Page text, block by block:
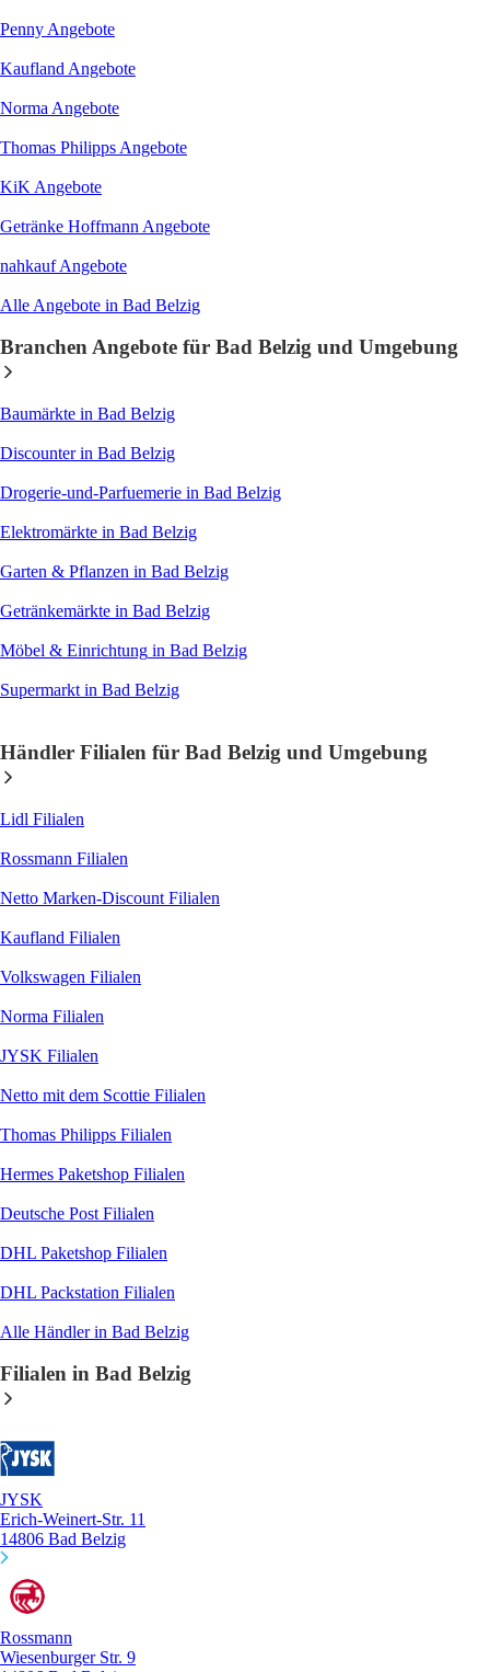
Penny Angebote
Kaufland Angebote
Norma Angebote
Thomas Philipps Angebote
KiK Angebote
Getränke Hoffmann Angebote
nahkaufAngebote
Alle Angebote in Bad Belzig
Branchen Angebote für Bad Belzig und Umgebung
Baumärkte in Bad Belzig
Discounterin Bad Belzig
Drogerie-und-Parfuemerie in Bad Belzig
Elektromärkte in Bad Belzig
Garten & Pflanzen in Bad Belzig
Getränkemärkte in Bad Belzig
Möbel & Einrichtung in Bad Belzig
Supermarkt in Bad Belzig
Händler Filialen für Bad Belzig und Umgebung
Lidl Filialen
Rossmann Filialen
Netto Marken-Discount Filialen
Kaufland Filialen
Volkswagen Filialen
Norma Filialen
JYSK Filialen
Netto mit dem Scottie Filialen
Thomas Philipps Filialen
Hermes Paketshop Filialen
Deutsche Post Filialen
DHL Paketshop Filialen
DHL Packstation Filialen
Alle Händler in Bad Belzig
Filialen in Bad Belzig
JYSK
Erich-Weinert-Str. 11
14806 Bad Belzig
Rossmann
Wiesenburger Str. 9